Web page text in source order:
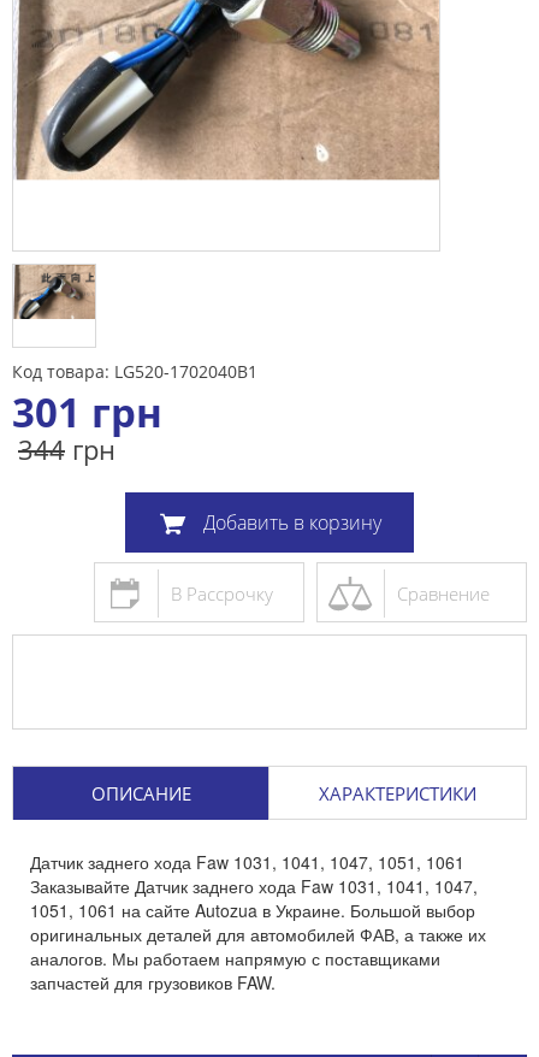
Код товара: LG520-1702040B1
301 грн
344 грн
Добавить в корзину
Сравнение
В Рассрочку
ОПИСАНИЕ ХАРАКТЕРИСТИКИ
Датчик заднего хода Faw 1031, 1041, 1047, 1051, 1061
Заказывайте Датчик заднего хода Faw 1031, 1041, 1047,
1051, 1061 на сайте Autozua в Украине. Большой выбор
оригинальных деталей для автомобилей ФАВ, а также их
аналогов. Мы работаем напрямую с поставщиками
запчастей для грузовиков FAW.